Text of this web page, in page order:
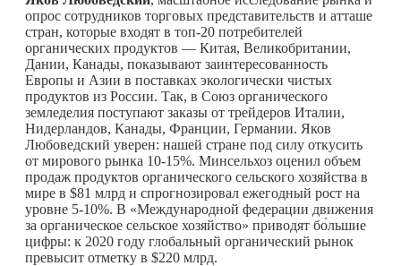
опрос сотрудников торговых представительств и атташе
стран, которые входят в топ-20 потребителей
органических продуктов — Китая, Великобритании,
Дании, Канады, показывают заинтересованность
Европы и Азии в поставках экологически чистых
продуктов из России. Так, в Союз органического
земледелия поступают заказы от трейдеров Италии,
Нидерландов, Канады, Франции, Германии. Яков
Любоведский уверен: нашей стране под силу откусить
от мирового рынка 10-15%. Минсельхоз оценил объем
продаж продуктов органического сельского хозяйства в
мире в $81 млрд и спрогнозировал ежегодный рост на
уровне 5-10%. В «Международной федерации движения
за органическое сельское хозяйство» приводят бо́льшие
цифры: к 2020 году глобальный органический рынок
превысит отметку в $220 млрд.